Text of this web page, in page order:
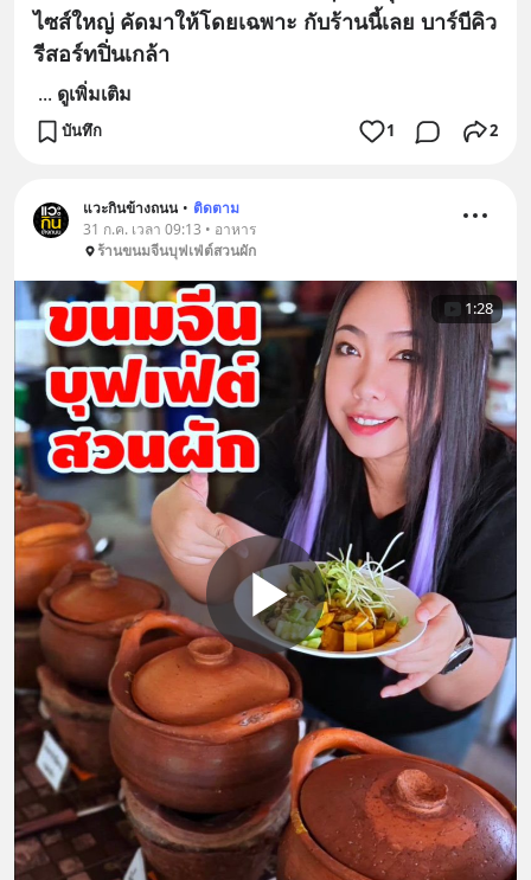
ไซส์ใหญ่ คัดมาให้โดยเฉพาะ กับร้านนี้เลย บาร์บีคิว
รีสอร์ทปิ่นเกล้า
... ดูเพิ่มเติม
บันทึก 1 2
แวะกินข้างถนน • ติดตาม
31 ก.ค. เวลา 09:13 • อาหาร
ร้านขนมจีนบุฟเฟ่ต์สวนผัก
1:28